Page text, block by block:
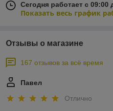
Сегодня работает с 09:00
Показать весь график
Отзывы о магазине
167 отзывов за всё время
Павел
Отлично